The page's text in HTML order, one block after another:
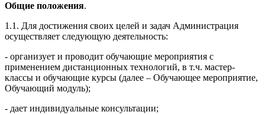
Общие положения.
1.1. Для достижения своих целей и задач Администрация
осуществляет следующую деятельность:
- организует и проводит обучающие мероприятия с
применением дистанционных технологий, в т.ч. мастер-
классы и обучающие курсы (далее – Обучающее мероприятие,
Обучающий модуль);
- дает индивидуальные консультации;